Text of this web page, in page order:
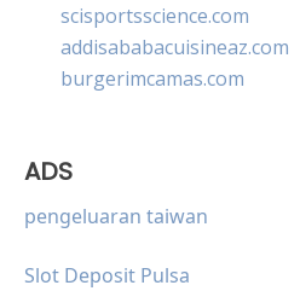
scisportsscience.com
addisababacuisineaz.com
burgerimcamas.com
ADS
pengeluaran taiwan
Slot Deposit Pulsa